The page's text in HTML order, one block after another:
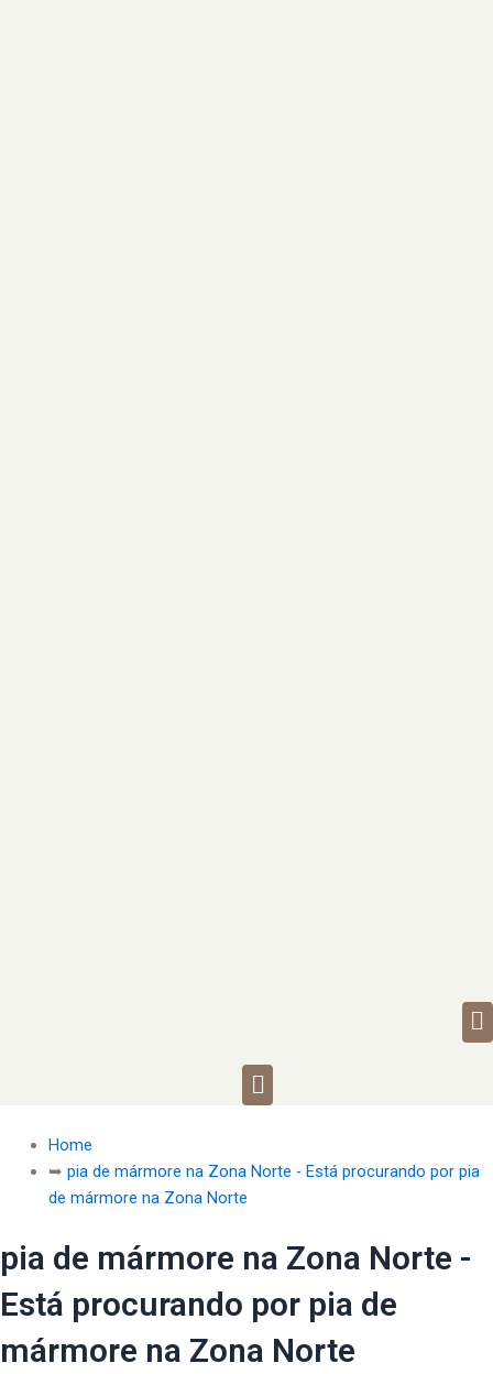
Menu
Home
➥ pia de mármore na Zona Norte - Está procurando por pia
de mármore na Zona Norte
pia de mármore na Zona Norte -
Está procurando por pia de
mármore na Zona Norte